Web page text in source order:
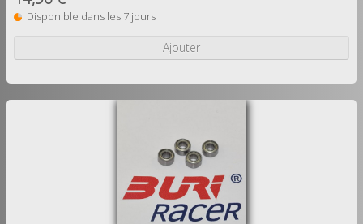
Disponible dans les 7 jours
Ajouter